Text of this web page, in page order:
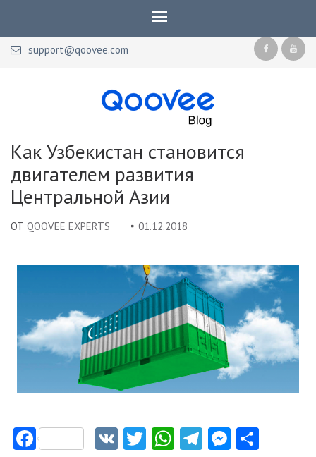
support@qoovee.com
Qoovee Blog
Как Узбекистан становится
двигателем развития
Центральной Азии
ОТ QOOVEE EXPERTS 01.12.2018
FacebookVK Twitter
WhatsApp
Telegram